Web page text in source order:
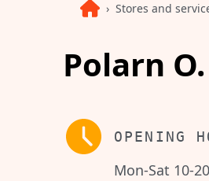
Stores and
Polarn
OPENING
Mon-Sat 10-